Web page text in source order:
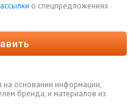
о спецпредложениях
основании информации,
бренда, и материалов из